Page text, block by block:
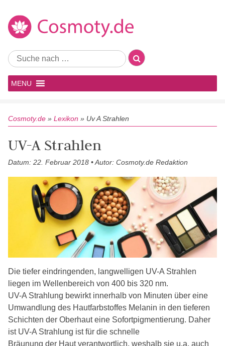
MENU
Cosmoty.de » Lexikon » Uv A Strahlen
UV-A Strahlen
Datum: 22. Februar 2018 • Autor: Cosmoty.de Redaktion
Die tiefer eindringenden, langwelligen UV-A Strahlen
liegen im Wellenbereich von 400 bis 320 nm.
UV-A Strahlung bewirkt innerhalb von Minuten über eine
Umwandlung des Hautfarbstoffes Melanin in den tieferen
Schichten der Oberhaut eine Sofortpigmentierung. Daher
ist UV-A Strahlung ist für die schnelle
Bräunung der Haut verantwortlich, weshalb sie u.a. auch